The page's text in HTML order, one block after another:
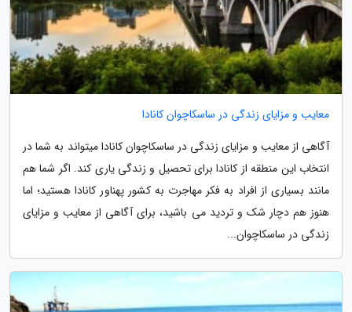
معایب و مزایای زندگی در ساسکاچوان کانادا
آگاهی از معایب و مزایای زندگی در ساسکاچوان کانادا میتواند به شما در
انتخاب این منطقه از کانادا برای تحصیل و زندگی یاری کند. اگر شما هم
مانند بسیاری از افراد به فکر مهاجرت به کشور پهناور کانادا هستید؛ اما
هنوز هم دچار شک و تردید می باشید، برای آگاهی از معایب و مزایای
زندگی در ساسکاچوان...